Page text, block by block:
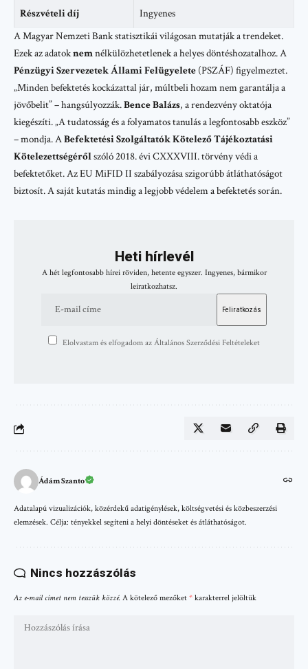
Részvételi díj
Ingyenes
A Magyar Nemzeti Bank statisztikái világosan mutatják a trendeket.
Ezek az adatoknemnélkülözhetetlenek a helyes döntéshozatalhoz. A
Pénzügyi Szervezetek Állami Felügyelete (PSZÁF) figyelmeztet.
„Minden befektetés kockázattal jár, múltbeli hozam nem garantálja a
jövőbelit” – hangsúlyozzák.Bence Balázs, a rendezvény oktatója
kiegészíti. „A tudatosság és a folyamatos tanulás a legfontosabb eszköz”
– mondja. ABefektetési Szolgáltatók Kötelező Tájékoztatási
Kötelezettségérőlszóló 2018. évi CXXXVIII. törvény védi a
befektetőket. Az EU MiFID II szabályozása szigorúbb átláthatóságot
biztosít. A saját kutatás mindig a legjobb védelem a befektetés során.
Heti hírlevél
A hét legfontosabb hírei röviden, hetente egyszer. Ingyenes, bármikor
leiratkozhatsz.
Elolvastam és elfogadom az Általános Szerződési Feltételeket
Ádám Szanto
Adatalapú vizualizációk, közérdekű adatigénylések, költségvetési és közbeszerzési
elemzések. Célja: tényekkel segíteni a helyi döntéseket és átláthatóságot.
Nincs hozzászólás
Az e-mail címet nem tesszük közzé. A kötelező mezőket * karakterrel jelöltük